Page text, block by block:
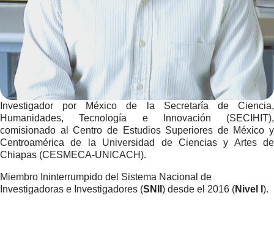
Investigador por México de la Secretaría de Ciencia,
Humanidades, Tecnología e Innovación (SECIHIT),
comisionado al Centro de Estudios Superiores de México y
Centroamérica de la Universidad de Ciencias y Artes de
Chiapas (CESMECA-UNICACH).
Miembro Ininterrumpido del Sistema Nacional de
Investigadoras e Investigadores (SNII ) desde el 2016 (Nivel I ).